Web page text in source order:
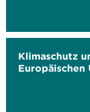
Klimaschutz
Europäischen